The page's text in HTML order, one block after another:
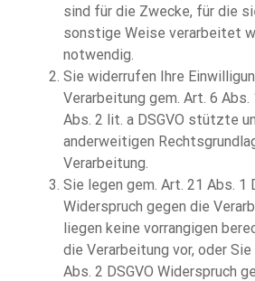
sind für die Zwecke, für die
sonstige Weise verarbeitet
notwendig.
Sie widerrufen Ihre
Verarbeitung gem. Art. 6
Abs. 2 lit. a DSGVO stützte
anderweitigen
Verarbeitung.
Sie legen gem. Art. 21 Abs. 1
Widerspruch gegen die
liegen keine vorrangigen
die Verarbeitung vor, oder
Abs. 2 DSGVO Widerspruch